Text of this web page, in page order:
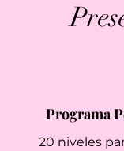
Programa
20 niveles